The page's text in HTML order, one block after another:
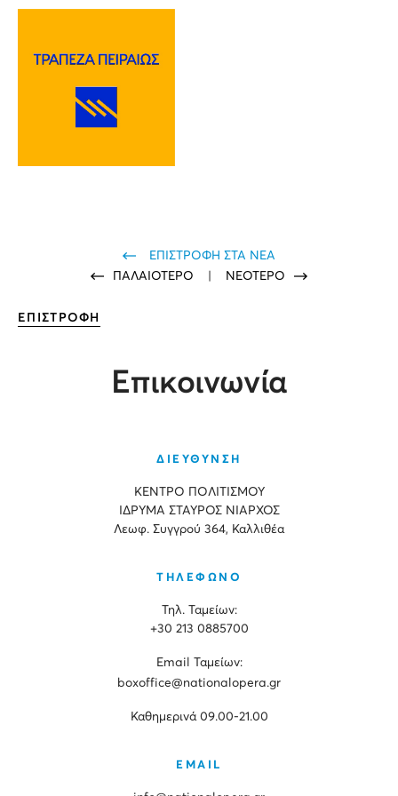
ΕΠΙΣΤΡΟΦΗ ΣΤΑ ΝΕΑ
ΠΑΛΑΙΟΤΕΡΟ
ΝΕΟΤΕΡΟ
ΕΠΙΣΤΡΟΦΗ
Επικοινωνία
ΔΙΕΥΘΥΝΣΗ
ΚΕΝΤΡΟ ΠΟΛΙΤΙΣΜΟΥ
ΙΔΡΥΜΑ ΣΤΑΥΡΟΣ ΝΙΑΡΧΟΣ
Λεωφ. Συγγρού 364, Καλλιθέα
ΤΗΛΕΦΩΝΟ
Τηλ. Ταμείων:
+30 213 0885700
Εmail Ταμείων:
boxoffice@nationalopera.gr
Καθημερινά 09.00-21.00
EMAIL